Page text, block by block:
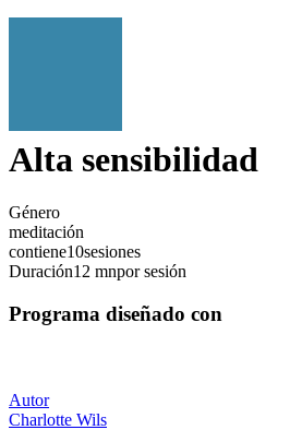
Alta sensibilidad
Género
meditación
contiene10sesiones
Duración12 mnpor sesión
Programa diseñado con
Autor
Charlotte Wils